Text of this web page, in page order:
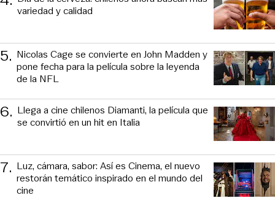
variedad y calidad
5. Nicolas Cage se convierte en John Madden y
pone fecha para la película sobre la leyenda
de la NFL
6. Llega a cine chilenos Diamanti, la película que
se convirtió en un hit en Italia
7. Luz, cámara, sabor: Así es Cinema, el nuevo
restorán temático inspirado en el mundo del
cine